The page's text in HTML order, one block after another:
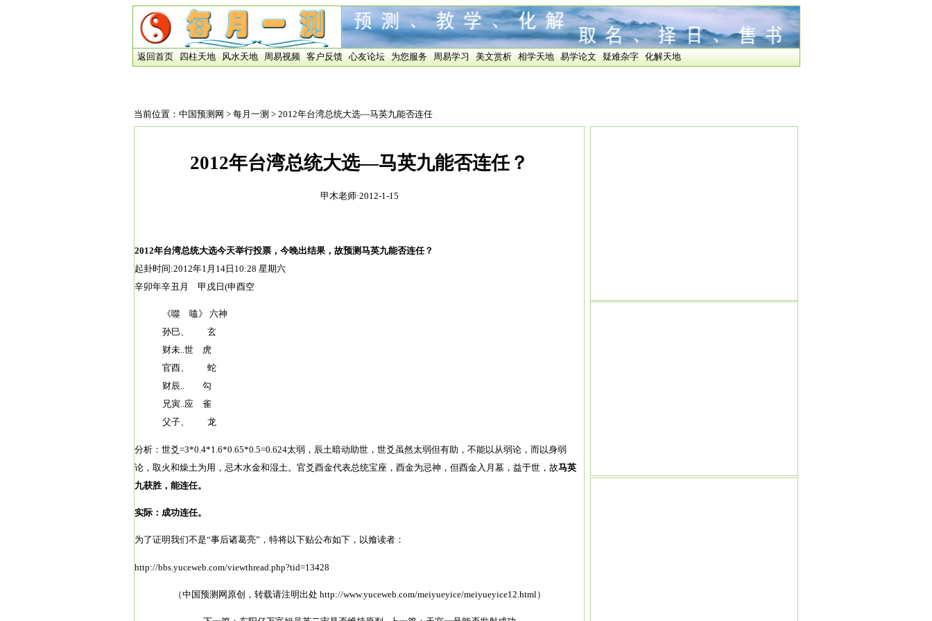
返回首页 四柱天地 风水天地 周易视频 客户反馈 心友论坛 为您服务 周易学习 美文赏析 相学天地 易学论文 疑难杂字 化解天地
当前位置： 中国预测网 > 每月一测 > 2012年台湾总统大选—马英九能否连任
2012年台湾总统大选—马英九能否连任？
甲木老师·2012-1-15
2012年台湾总统大选今天举行投票，今晚出结果，故预测马英九能否连任？
起卦时间:2012年1月14日10:28 星期六
辛卯年辛丑月 甲戌日(申酉空
《噬 嗑》 六神
孙巳、 玄
财未..世 虎
官酉、 蛇
财辰.. 勾
兄寅..应 雀
父子、 龙
分析：世爻=3*0.4*1.6*0.65*0.5=0.624太弱，辰土暗动助世，世爻虽然太弱但有助，不能以从弱论，而以身弱
论，取火和燥土为用，忌木水金和湿土。官爻酉金代表总统宝座，酉金为忌神，但酉金入月墓，益于世，故马英
九获胜，能连任。
实际：成功连任。
为了证明我们不是“事后诸葛亮”，特将以下贴公布如下，以飨读者：
http://bbs.yuceweb.com/viewthread.php?tid=13428
（中国预测网原创，转载请注明出处 http://www.yuceweb.com/meiyueyice/meiyueyice12.html）